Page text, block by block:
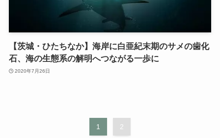
【茨城・ひたちなか】海岸に白亜紀末期のサメの歯化
石、海の生態系の解明へつながる一歩に
2020年7月26日
1 2